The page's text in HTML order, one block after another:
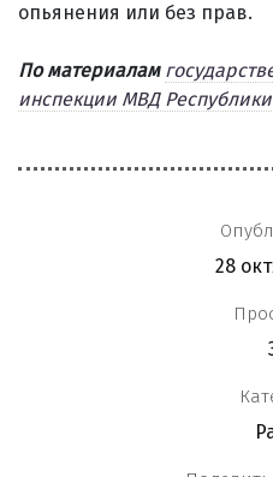
опьянения или без прав.
По материалам
инспекции МВД
28